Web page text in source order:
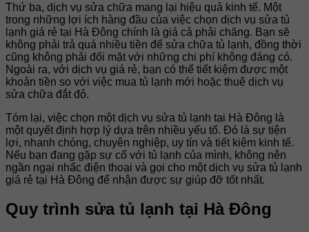
Thứ ba, dịch vụ sửa chữa mang lại hiệu quả kinh tế. Một
trong những lợi ích hàng đầu của việc chọn dịch vụ sửa tủ
lạnh giá rẻ tại Hà Đông chính là giá cả phải chăng. Bạn sẽ
không phải trả quá nhiều tiền để sửa chữa tủ lạnh, đồng thời
cũng không phải đối mặt với những chi phí không đáng có.
Ngoài ra, với dịch vụ giá rẻ, bạn có thể tiết kiệm được một
khoản tiền so với việc mua tủ lạnh mới hoặc thuê dịch vụ
sửa chữa đắt đỏ.
Tóm lại, việc chọn một dịch vụ sửa tủ lạnh tại Hà Đông là
một quyết định hợp lý dựa trên nhiều yếu tố. Đó là sự tiện
lợi, nhanh chóng, chuyên nghiệp, uy tín và tiết kiệm kinh tế.
Nếu bạn đang gặp sự cố với tủ lạnh của mình, không nên
ngần ngại nhấc điện thoại và gọi cho một dịch vụ sửa tủ lạnh
giá rẻ tại Hà Đông để nhận được sự giúp đỡ tốt nhất.
Quy trình sửa tủ lạnh tại Hà Đông